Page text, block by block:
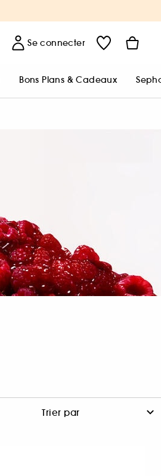
Se connecter
Bons Plans & Cadeaux